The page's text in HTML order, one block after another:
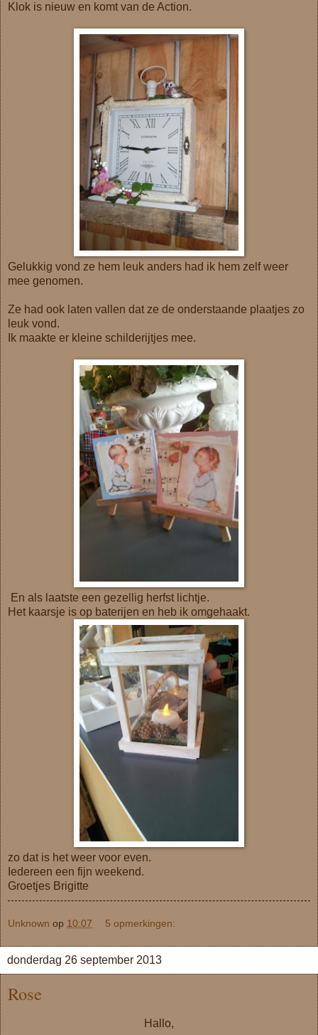
Klok is nieuw en komt van de Action.
Gelukkig vond ze hem leuk anders had ik hem zelf weer
mee genomen.
Ze had ook laten vallen dat ze de onderstaande plaatjes zo
leuk vond.
Ik maakte er kleine schilderijtjes mee.
En als laatste een gezellig herfst lichtje.
Het kaarsje is op baterijen en heb ik omgehaakt.
zo dat is het weer voor even.
Iedereen een fijn weekend.
Groetjes Brigitte
Unknown op 10:07 5 opmerkingen:
donderdag 26 september 2013
Rose
Hallo,